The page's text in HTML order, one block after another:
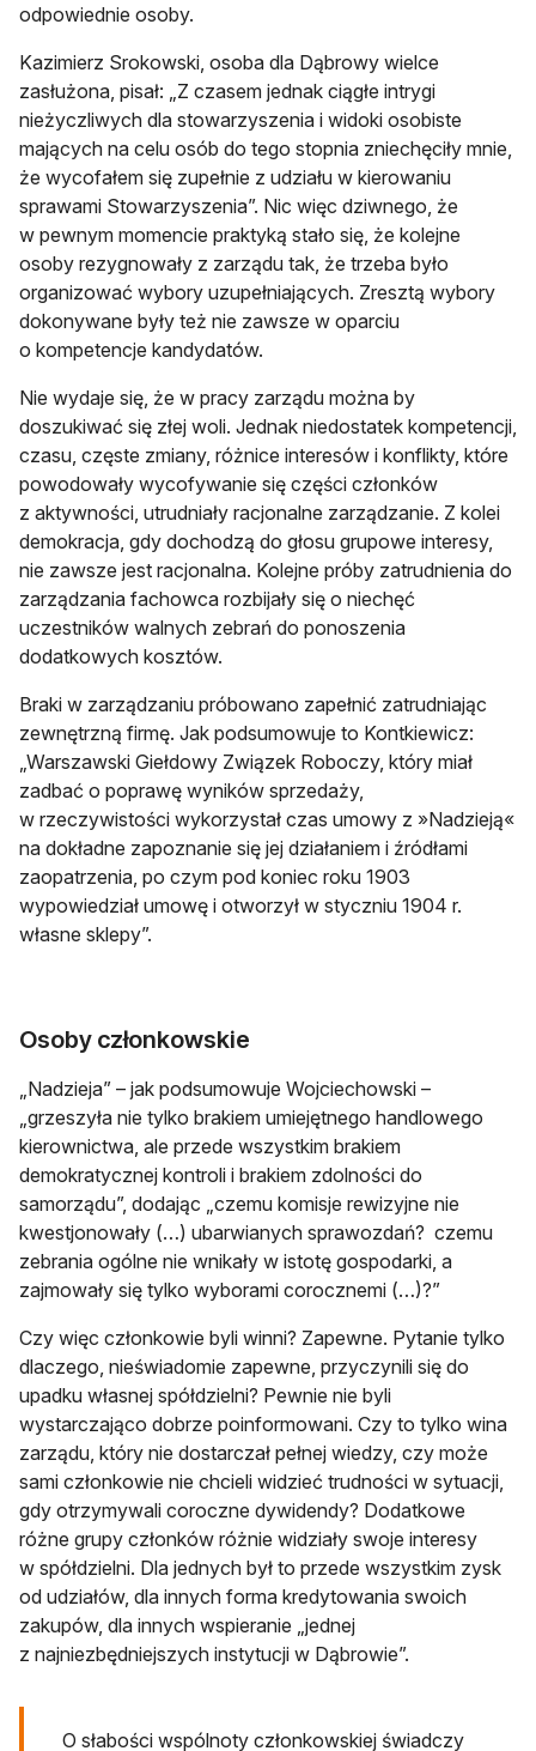
odpowiednie osoby.
Kazimierz Srokowski, osoba dla Dąbrowy wielce
zasłużona, pisał: „Z czasem jednak ciągłe intrygi
nieżyczliwych dla stowarzyszenia i widoki osobiste
mających na celu osób do tego stopnia zniechęciły mnie,
że wycofałem się zupełnie z udziału w kierowaniu
sprawami Stowarzyszenia”. Nic więc dziwnego, że
w pewnym momencie praktyką stało się, że kolejne
osoby rezygnowały z zarządu tak, że trzeba było
organizować wybory uzupełniających. Zresztą wybory
dokonywane były też nie zawsze w oparciu
o kompetencje kandydatów.
Nie wydaje się, że w pracy zarządu można by
doszukiwać się złej woli. Jednak niedostatek kompetencji,
czasu, częste zmiany, różnice interesów i konflikty, które
powodowały wycofywanie się części członków
z aktywności, utrudniały racjonalne zarządzanie. Z kolei
demokracja, gdy dochodzą do głosu grupowe interesy,
nie zawsze jest racjonalna. Kolejne próby zatrudnienia do
zarządzania fachowca rozbijały się o niechęć
uczestników walnych zebrań do ponoszenia
dodatkowych kosztów.
Braki w zarządzaniu próbowano zapełnić zatrudniając
zewnętrzną firmę. Jak podsumowuje to Kontkiewicz:
„Warszawski Giełdowy Związek Roboczy, który miał
zadbać o poprawę wyników sprzedaży,
w rzeczywistości wykorzystał czas umowy z »Nadzieją«
na dokładne zapoznanie się jej działaniem i źródłami
zaopatrzenia, po czym pod koniec roku 1903
wypowiedział umowę i otworzył w styczniu 1904 r.
własne sklepy”.
Osoby członkowskie
„Nadzieja” – jak podsumowuje Wojciechowski –
„grzeszyła nie tylko brakiem umiejętnego handlowego
kierownictwa, ale przede wszystkim brakiem
demokratycznej kontroli i brakiem zdolności do
samorządu”, dodając „czemu‎ ‎komisje‎ ‎rewizyjne‎ ‎nie
kwestj‎‎ono‎‎wały‎ (…) ‎ubarwianych‎ ‎sprawozdań? ‎ ‎czemu‎
‎zebrania‎ ‎ogólne‎ ‎nie‎ ‎wnikały w‎ ‎istotę‎ ‎gospodarki,‎ ‎a‎
‎zajmowały‎ ‎się‎ ‎tylko wyborami‎ ‎corocznemi (…)?”
Czy więc członkowie byli winni? Zapewne. Pytanie tylko
dlaczego, nieświadomie zapewne, przyczynili się do
upadku własnej spółdzielni? Pewnie nie byli
wystarczająco dobrze poinformowani. Czy to tylko wina
zarządu, który nie dostarczał pełnej wiedzy, czy może
sami członkowie nie chcieli widzieć trudności w sytuacji,
gdy otrzymywali coroczne dywidendy? Dodatkowe
różne grupy członków różnie widziały swoje interesy
w spółdzielni. Dla jednych był to przede wszystkim zysk
od udziałów, dla innych forma kredytowania swoich
zakupów, dla innych wspieranie „jednej
z najniezbędniejszych instytucji w Dąbrowie”.
O słabości wspólnoty członkowskiej świadczy